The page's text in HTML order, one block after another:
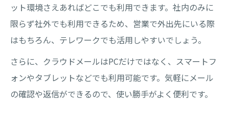
ット環境さえあればどこでも利用できます。社内のみに
限らず社外でも利用できるため、営業で外出先にいる際
はもちろん、テレワークでも活用しやすいでしょう。
さらに、クラウドメールはPCだけではなく、スマートフ
ォンやタブレットなどでも利用可能です。気軽にメール
の確認や返信ができるので、使い勝手がよく便利です。